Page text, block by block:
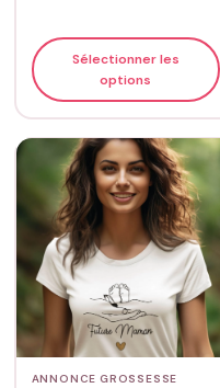
Sélectionner les
options
ANNONCE GROSSESSE